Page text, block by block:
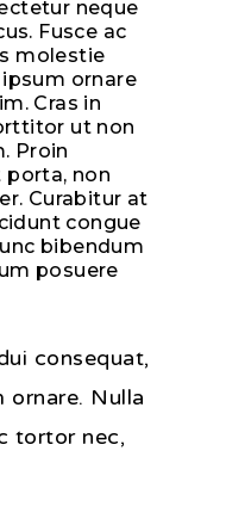
neque
Fusce ac
molestie
ornare
Cras in
ut non
Proin
non
Curabitur at
congue
bibendum
posuere
consequat,
ornare. Nulla
tortor nec,